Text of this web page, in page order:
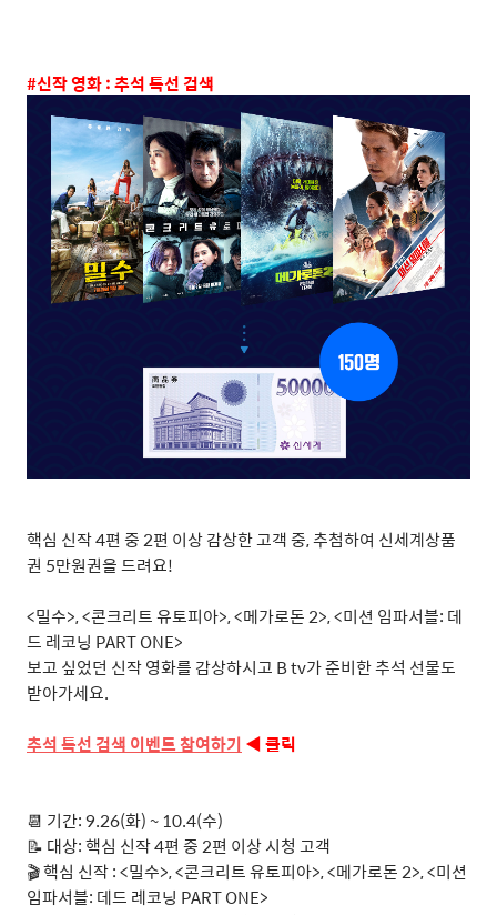
#신작 영화:추석 특선 검색
핵심 신작 4편 중 2편 이상 감상한 고객 중, 추첨하여 신세계상품
권 5만원권을 드려요!
<밀수>, <콘크리트 유토피아>, <메가로돈 2>, <미션 임파서블: 데
드 레코닝 PART ONE>
보고 싶었던 신작 영화를 감상하시고 B tv가 준비한 추석 선물도
받아가세요.
추석특선 검색 이벤트참여하기 ◀ 클릭
📆 기간: 9.26(화) ~ 10.4(수)
📝 대상: 핵심 신작 4편 중 2편 이상 시청 고객
🎬 핵심 신작 : <밀수>, <콘크리트 유토피아>, <메가로돈 2>, <미션
임파서블: 데드 레코닝 PART ONE>